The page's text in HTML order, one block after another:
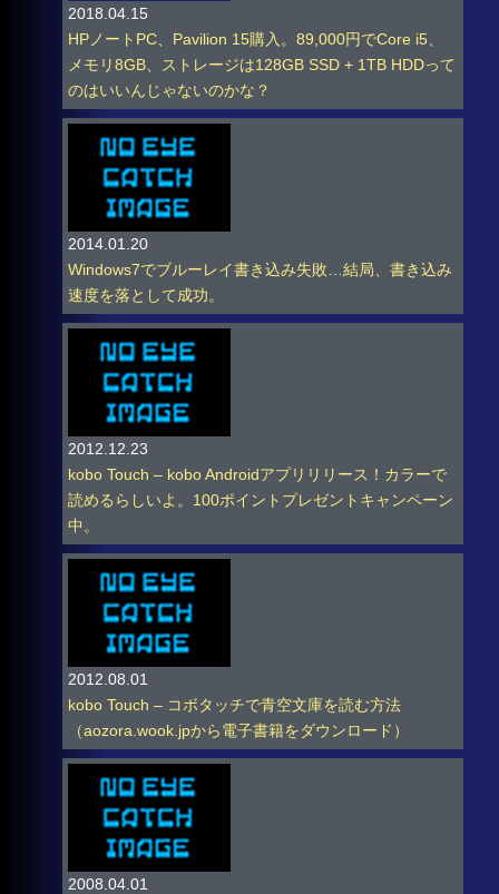
2018.04.15
HPノートPC、Pavilion 15購入。89,000円でCore i5、
メモリ8GB、ストレージは128GB SSD + 1TB HDDって
のはいいんじゃないのかな？
2014.01.20
Windows7でブルーレイ書き込み失敗…結局、書き込み
速度を落として成功。
2012.12.23
kobo Touch – kobo Androidアプリリリース！カラーで
読めるらしいよ。100ポイントプレゼントキャンペーン
中。
2012.08.01
kobo Touch – コボタッチで青空文庫を読む方法
（aozora.wook.jpから電子書籍をダウンロード）
2008.04.01